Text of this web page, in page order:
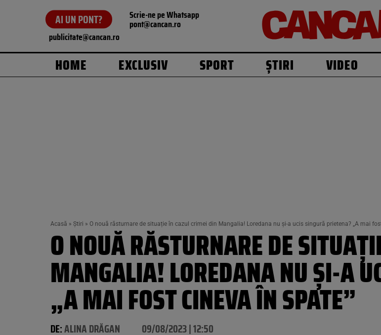
AI UN PONT? Scrie-ne pe Whatsapp
pont@cancan.ro
publicitate@cancan.ro
HOME EXCLUSIV SPORT ȘTIRI VIDEO
Acasă » Știri » O nouă răsturnare de situație în cazul crimei din Mangalia! Loredana nu și-a ucis singură prietena? „A mai
O NOUĂ RĂSTURNARE DE
MANGALIA! LOREDANA NU ȘI-A
„A MAI FOST CINEVA ÎN SPATE”
DE:ALINA DRĂGAN 09/08/2023 | 12:50